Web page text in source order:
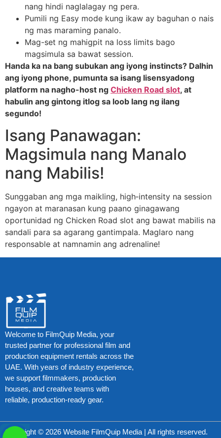
nang hindi naglalagay ng pera.
Pumili ng Easy mode kung ikaw ay baguhan o nais
ng mas maraming panalo.
Mag-set ng mahigpit na loss limits bago
magsimula sa bawat session.
Handa ka na bang subukan ang iyong instincts? Dalhin
ang iyong phone, pumunta sa isang lisensyadong
platform na nagho-host ng Chicken Road slot, at
habulin ang gintong itlog sa loob lang ng ilang
segundo!
Isang Panawagan:
Magsimula nang Manalo
nang Mabilis!
Sunggaban ang mga maikling, high‑intensity na session
ngayon at maranasan kung paano ginagawang
oportunidad ng Chicken Road slot ang bawat mabilis na
sandali para sa agarang gantimpala. Maglaro nang
responsable at namnamin ang adrenaline!
Welcome to FilmQuip Media, your
trusted partner for professional film and
production equipment rentals across the
UAE. With years of industry experience,
we support filmmakers, production
houses, and creative teams with
reliable, production-ready gear.
Copyright © 2026 Website FilmQuip Media | All rights reserved.